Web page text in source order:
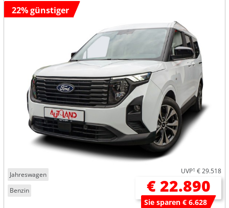
22% günstiger
Jahreswagen
Benzin
UVP1 € 29.518
€ 22.890
Sie sparen € 6.628